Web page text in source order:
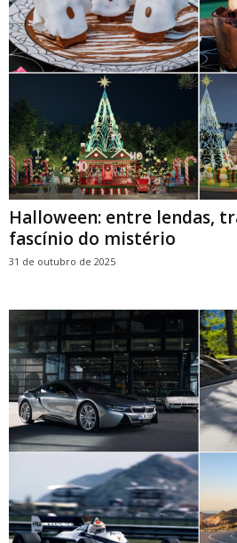
Halloween: entre lendas,
fascínio do mistério
31 de outubro de 2025